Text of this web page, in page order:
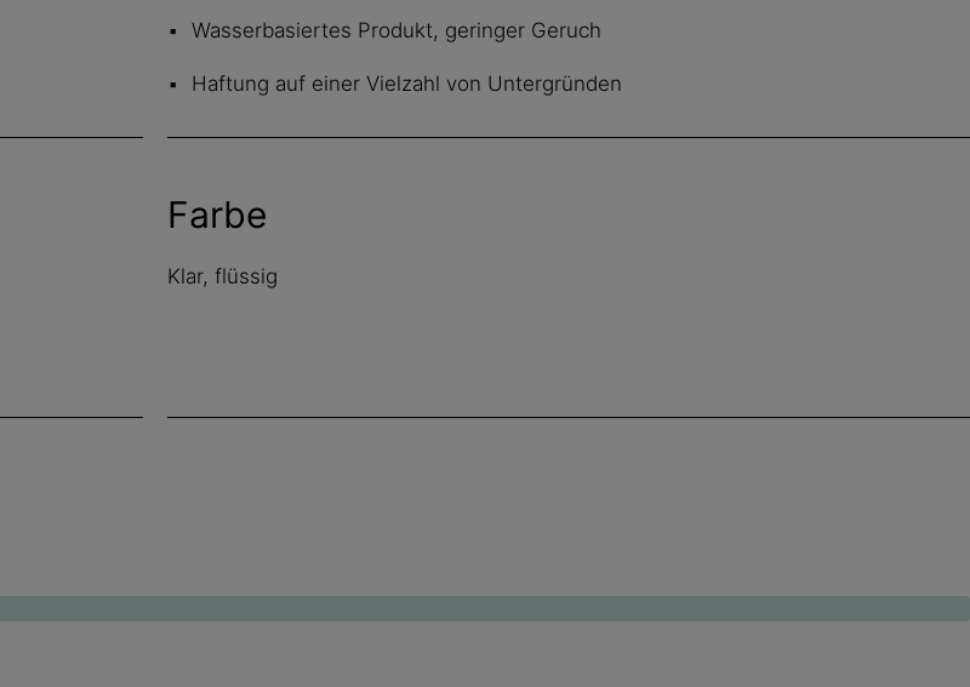
Wasserbasiertes Produkt, geringer Geruch
Haftung auf einer Vielzahl von Untergründen
Farbe
Klar, flüssig